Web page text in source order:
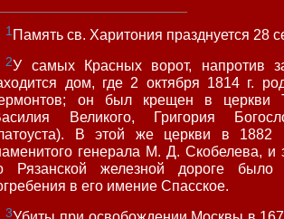
1Память св. Харитония празднуется 28
2У самых Красных ворот, напротив
дом, где 2 октября 1814 г.
он был крещен в церкви
Великого, Григория
В этой же церкви в 1882
генерала М. Д. Скобелева, и
Рязанской железной дороге было
в его имение Спасское.
3